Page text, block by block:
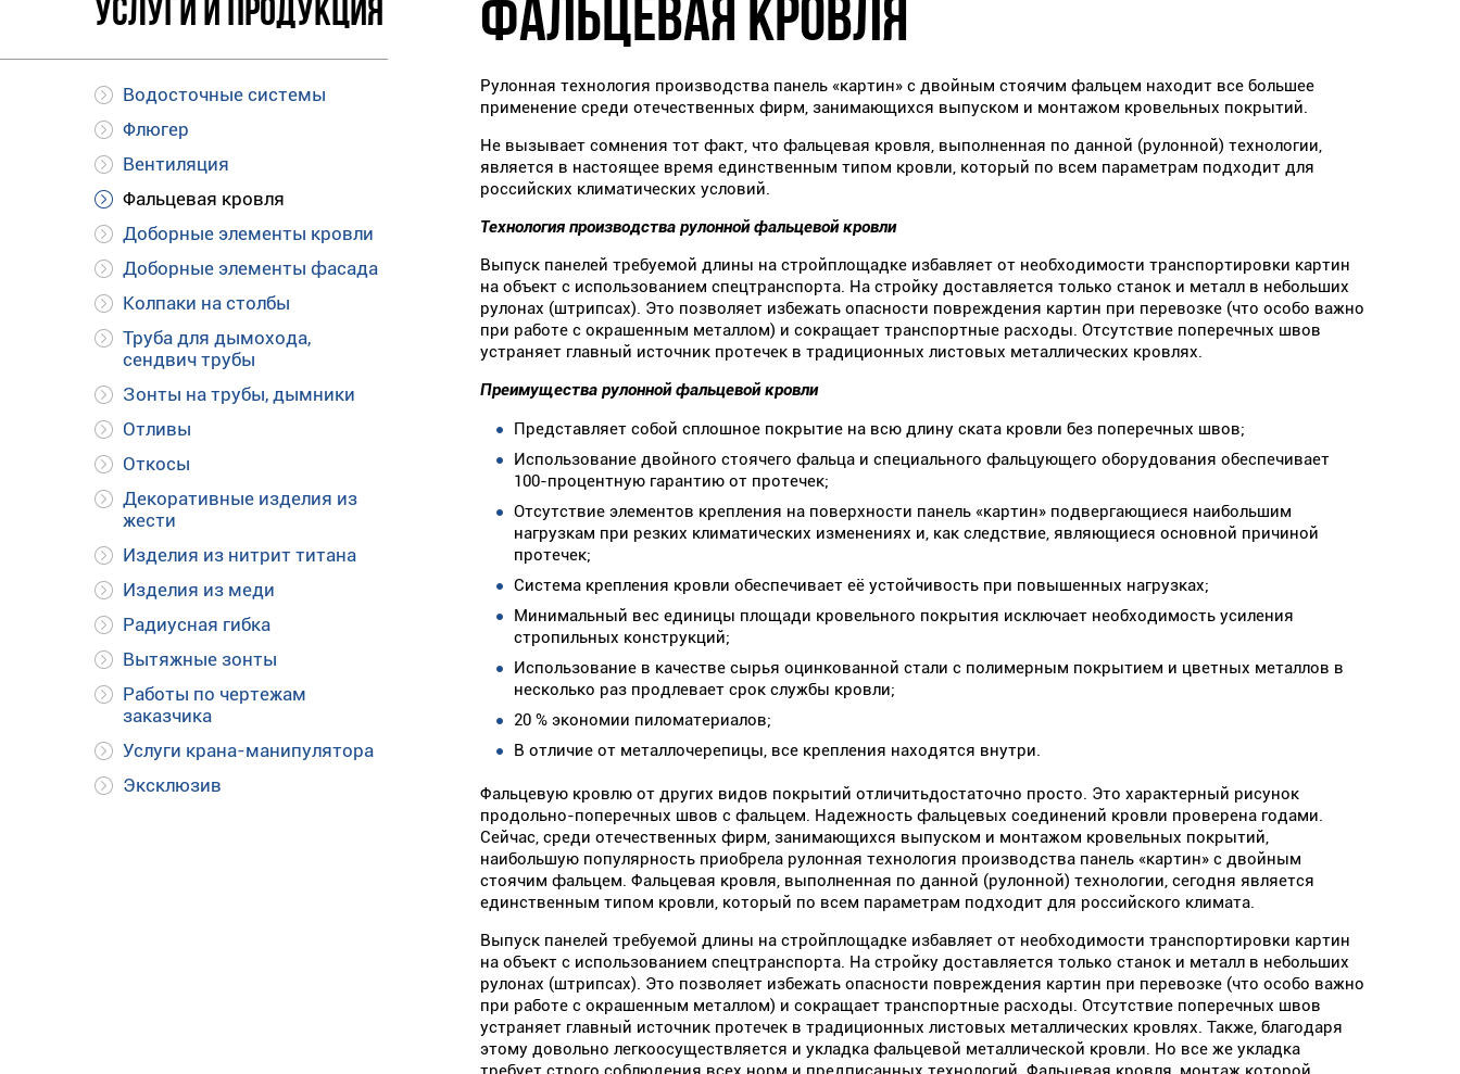
Услуги и продукция
Водосточные системы
Флюгер
Вентиляция
Фальцевая кровля
Доборные элементы кровли
Доборные элементы фасада
Колпаки на столбы
Труба для дымохода,
сендвич трубы
Зонты на трубы, дымники
Отливы
Откосы
Декоративные изделия из
жести
Изделия из нитрит титана
Изделия из меди
Радиусная гибка
Вытяжные зонты
Работы по чертежам
заказчика
Услуги крана-манипулятора
Эксклюзив
ФАЛЬЦЕВАЯ КРОВЛЯ
Рулонная технология производства панель «картин» с двойным стоячим фальцем находит все большее
применение среди отечественных фирм, занимающихся выпуском и монтажом кровельных покрытий.
Не вызывает сомнения тот факт, что фальцевая кровля, выполненная по данной (рулонной) технологии,
является в настоящее время единственным типом кровли, который по всем параметрам подходит для
российских климатических условий.
Технология производства рулонной фальцевой кровли
Выпуск панелей требуемой длины на стройплощадке избавляет от необходимости транспортировки картин
на объект с использованием спецтранспорта. На стройку доставляется только станок и металл в небольших
рулонах (штрипсах). Это позволяет избежать опасности повреждения картин при перевозке (что особо важно
при работе с окрашенным металлом) и сокращает транспортные расходы. Отсутствие поперечных швов
устраняет главный источник протечек в традиционных листовых металлических кровлях.
Преимущества рулонной фальцевой кровли
Представляет собой сплошное покрытие на всю длину ската кровли без поперечных швов;
Использование двойного стоячего фальца и специального фальцующего оборудования обеспечивает
100-процентную гарантию от протечек;
Отсутствие элементов крепления на поверхности панель «картин» подвергающиеся наибольшим
нагрузкам при резких климатических изменениях и, как следствие, являющиеся основной причиной
протечек;
Система крепления кровли обеспечивает её устойчивость при повышенных нагрузках;
Минимальный вес единицы площади кровельного покрытия исключает необходимость усиления
стропильных конструкций;
Использование в качестве сырья оцинкованной стали с полимерным покрытием и цветных металлов в
несколько раз продлевает срок службы кровли;
20 % экономии пиломатериалов;
В отличие от металлочерепицы, все крепления находятся внутри.
Фальцевую кровлю от других видов покрытий отличитьдостаточно просто. Это характерный рисунок
продольно-поперечных швов с фальцем. Надежность фальцевых соединений кровли проверена годами.
Сейчас, среди отечественных фирм, занимающихся выпуском и монтажом кровельных покрытий,
наибольшую популярность приобрела рулонная технология производства панель «картин» с двойным
стоячим фальцем. Фальцевая кровля, выполненная по данной (рулонной) технологии, сегодня является
единственным типом кровли, который по всем параметрам подходит для российского климата.
Выпуск панелей требуемой длины на стройплощадке избавляет от необходимости транспортировки картин
на объект с использованием спецтранспорта. На стройку доставляется только станок и металл в небольших
рулонах (штрипсах). Это позволяет избежать опасности повреждения картин при перевозке (что особо важно
при работе с окрашенным металлом) и сокращает транспортные расходы. Отсутствие поперечных швов
устраняет главный источник протечек в традиционных листовых металлических кровлях. Также, благодаря
этому довольно легкоосуществляется и укладка фальцевой металлической кровли. Но все же укладка